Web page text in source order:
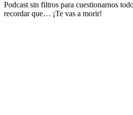
Podcast sin filtros para cuestionarnos
recordar que… ¡Te vas a morir!